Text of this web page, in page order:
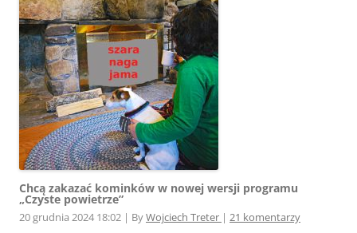
Chcą zakazać kominków w nowej wersji programu
„Czyste powietrze”
20 grudnia 2024 18:02 | ByWojciech Treter | 21 komentarzy